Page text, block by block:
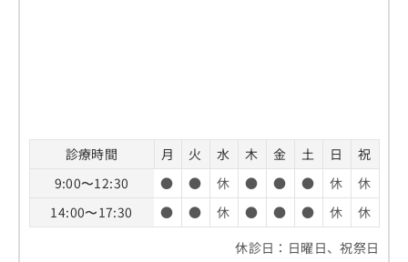
診療時間 月 火 水 木 金 土 日
祝
9:00〜12:30
● ● 休 ● ● ● 休
休
14:00〜17:30
● ● 休 ● ● ● 休
休
休診日：日曜日、祝祭日